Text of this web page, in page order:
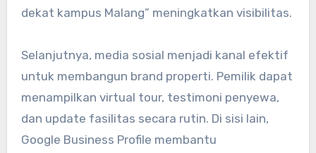
dekat kampus Malang” meningkatkan visibilitas.
Selanjutnya, media sosial menjadi kanal efektif
untuk membangun brand properti. Pemilik dapat
menampilkan virtual tour, testimoni penyewa,
dan update fasilitas secara rutin. Di sisi lain,
Google Business Profile membantu